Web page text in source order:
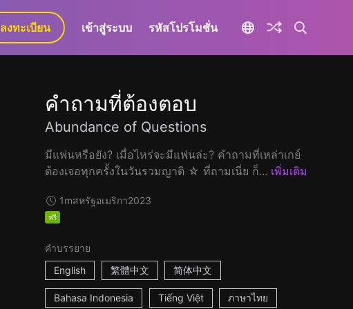
GaLa+
ลงทะเบียน เข้าสู่ระบบ รหัสโปรโมชั่น
คำถามที่ต้องตอบ
Abundance of Questions
มีแฟนหรือยัง? เมื่อไหร่จะมีแฟนล่ะ? คำถามที่เหล่าเกย์
ต้องเจอทุกครั้งในวันรวมญาติ ☆ ที่ถามเนี่ย ก็... เพิ่มเติม
1mสหรัฐอเมริกา2023
ฟรี
คำบรรยาย
English
繁體中文 简体中文
Bahasa Indonesia Tiếng Việt ภาษาไทย